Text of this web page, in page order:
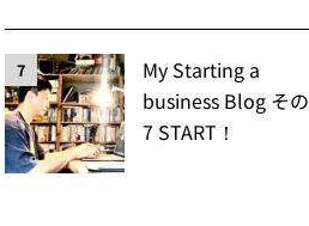
7
My Starting a
business Blog その
7 START！